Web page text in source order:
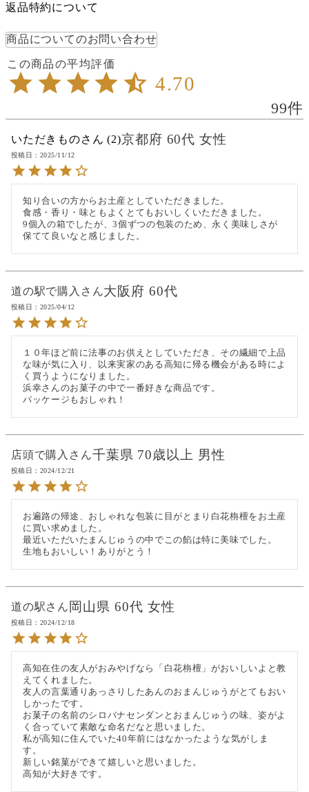
返品特約について
商品についてのお問い合わせ
4.70
99
いただきもの 2 京都府 60代 女性
投稿日 2025/11/12
知り合いの方からお土産としていただきました。
食感・香り・味ともよくとてもおいしくいただきました。
9個入の箱でしたが、3個ずつの包装のため、永く美味しさが
保てて良いなと感じました。
道の駅で購入 大阪府 60代
投稿日 2025/04/12
１０年ほど前に法事のお供えとしていただき、その繊細で上品
な味が気に入り、以来実家のある高知に帰る機会がある時によ
く買うようになりました。
浜幸さんのお菓子の中で一番好きな商品です。
パッケージもおしゃれ！
店頭で購入 千葉県 70歳以上 男性
投稿日 2024/12/21
お遍路の帰途、おしゃれな包装に目がとまり白花栴檀をお土産
に買い求めました。
最近いただいたまんじゅうの中でこの餡は特に美味でした。
生地もおいしい！ありがとう！
道の駅 岡山県 60代 女性
投稿日 2024/12/18
高知在住の友人がおみやげなら「白花栴檀」がおいしいよと教
えてくれました。
友人の言葉通りあっさりしたあんのおまんじゅうがとてもおい
しかったです。
お菓子の名前のシロバナセンダンとおまんじゅうの味、姿がよ
く合っていて素敵な命名だなと思いました。
私が高知に住んでいた40年前にはなかったような気がしま
す。
新しい銘菓ができて嬉しいと思いました。
高知が大好きです。